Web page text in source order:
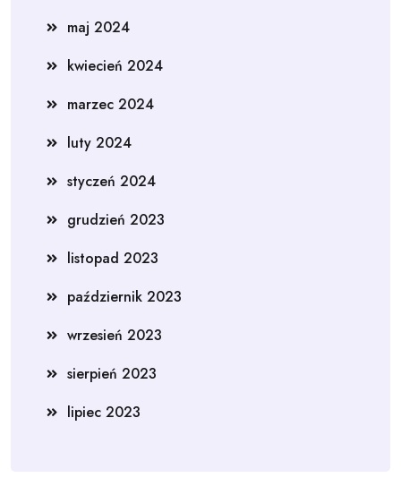
maj 2024
kwiecień 2024
marzec 2024
luty 2024
styczeń 2024
grudzień 2023
listopad 2023
październik 2023
wrzesień 2023
sierpień 2023
lipiec 2023